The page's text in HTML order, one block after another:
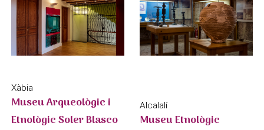
Xàbia
Museu Arqueològic i
Etnològic Soler Blasco
Alcalalí
Museu Etnològic